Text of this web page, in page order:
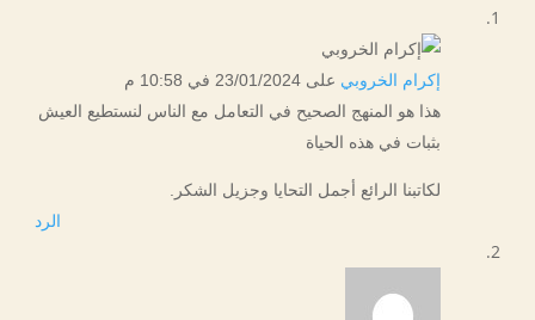
إكرام الخروبي على 23/01/2024 في 10:58 م
هذا هو المنهج الصحيح في التعامل مع الناس لنستطيع العيش
بثبات في هذه الحياة
لكاتبنا الرائع أجمل التحايا وجزيل الشكر.
الرد